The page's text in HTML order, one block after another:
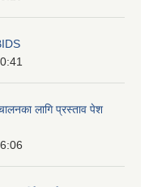
लागि प्रस्ताव पेश